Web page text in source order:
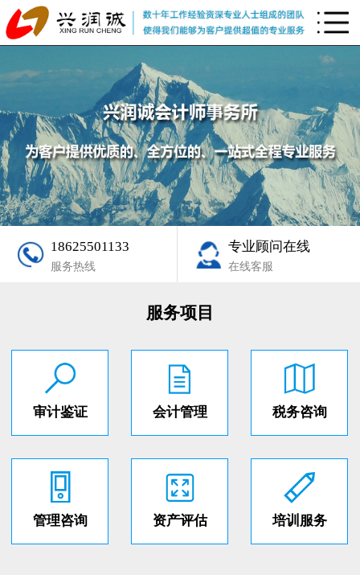
18625501133
服务热线
专业顾问在线
在线客服
服务项目
审计鉴证 会计管理 税务咨询
管理咨询 资产评估 培训服务